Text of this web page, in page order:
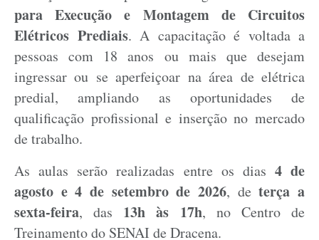
para Execução e Montagem de Circuitos
Elétricos Prediais. A capacitação é voltada a
pessoas com 18 anos ou mais que desejam
ingressar ou se aperfeiçoar na área de elétrica
predial, ampliando as oportunidades de
qualificação profissional e inserção no mercado
de trabalho.
As aulas serão realizadas entre os dias 4 de
agosto e 4 de setembro de 2026, deterça a
sexta-feira, das 13h às 17h, no Centro de
Treinamento do SENAI de Dracena.